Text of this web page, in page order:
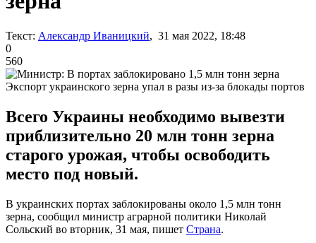
Текст: Александр Иваницкий, 31 мая 2022, 18:48
0
560
Экспорт украинского зерна упал в разы из-за блокады портов
Всего Украины необходимо вывезти
приблизительно 20 млн тонн зерна
старого урожая, чтобы освободить
место под новый.
В украинских портах заблокированы около 1,5 млн тонн
зерна, сообщил министр аграрной политики Николай
Сольский во вторник, 31 мая, пишет Страна.